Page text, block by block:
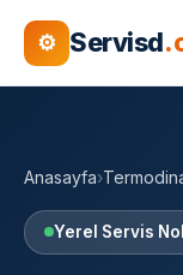
⚙ Servisd
Anasayfa›
Yerel Servis